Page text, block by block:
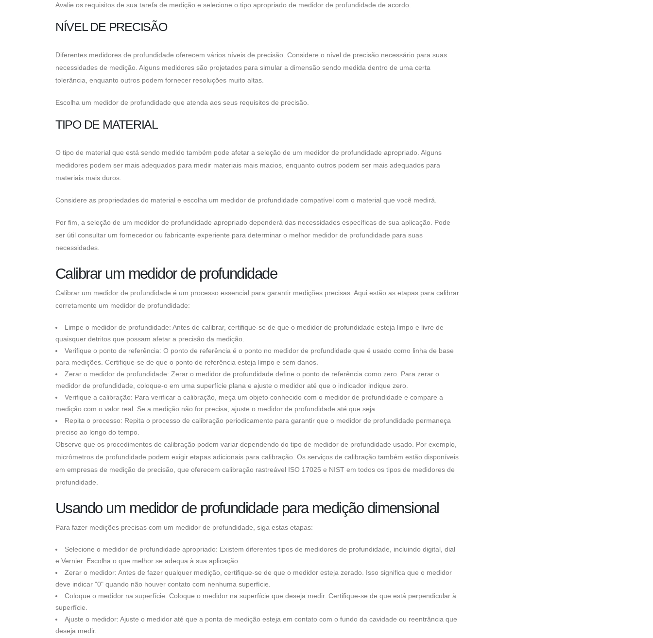
Avalie os requisitos de sua tarefa de medição e selecione o tipo apropriado de medidor de profundidade de acordo.
NÍVEL DE PRECISÃO
Diferentes medidores de profundidade oferecem vários níveis de precisão. Considere o nível de precisão necessário para suas
necessidades de medição. Alguns medidores são projetados para simular a dimensão sendo medida dentro de uma certa
tolerância, enquanto outros podem fornecer resoluções muito altas.
Escolha um medidor de profundidade que atenda aos seus requisitos de precisão.
TIPO DE MATERIAL
O tipo de material que está sendo medido também pode afetar a seleção de um medidor de profundidade apropriado. Alguns
medidores podem ser mais adequados para medir materiais mais macios, enquanto outros podem ser mais adequados para
materiais mais duros.
Considere as propriedades do material e escolha um medidor de profundidade compatível com o material que você medirá.
Por fim, a seleção de um medidor de profundidade apropriado dependerá das necessidades específicas de sua aplicação. Pode
ser útil consultar um fornecedor ou fabricante experiente para determinar o melhor medidor de profundidade para suas
necessidades.
Calibrar um medidor de profundidade
Calibrar um medidor de profundidade é um processo essencial para garantir medições precisas. Aqui estão as etapas para calibrar
corretamente um medidor de profundidade:
Limpe o medidor de profundidade: Antes de calibrar, certifique-se de que o medidor de profundidade esteja limpo e livre de
quaisquer detritos que possam afetar a precisão da medição.
Verifique o ponto de referência: O ponto de referência é o ponto no medidor de profundidade que é usado como linha de base
para medições. Certifique-se de que o ponto de referência esteja limpo e sem danos.
Zerar o medidor de profundidade: Zerar o medidor de profundidade define o ponto de referência como zero. Para zerar o
medidor de profundidade, coloque-o em uma superfície plana e ajuste o medidor até que o indicador indique zero.
Verifique a calibração: Para verificar a calibração, meça um objeto conhecido com o medidor de profundidade e compare a
medição com o valor real. Se a medição não for precisa, ajuste o medidor de profundidade até que seja.
Repita o processo: Repita o processo de calibração periodicamente para garantir que o medidor de profundidade permaneça
preciso ao longo do tempo.
Observe que os procedimentos de calibração podem variar dependendo do tipo de medidor de profundidade usado. Por exemplo,
micrômetros de profundidade podem exigir etapas adicionais para calibração. Os serviços de calibração também estão disponíveis
em empresas de medição de precisão, que oferecem calibração rastreável ISO 17025 e NIST em todos os tipos de medidores de
profundidade.
Usando um medidor de profundidade para medição dimensional
Para fazer medições precisas com um medidor de profundidade, siga estas etapas:
Selecione o medidor de profundidade apropriado: Existem diferentes tipos de medidores de profundidade, incluindo digital, dial
e Vernier. Escolha o que melhor se adequa à sua aplicação.
Zerar o medidor: Antes de fazer qualquer medição, certifique-se de que o medidor esteja zerado. Isso significa que o medidor
deve indicar "0" quando não houver contato com nenhuma superfície.
Coloque o medidor na superfície: Coloque o medidor na superfície que deseja medir. Certifique-se de que está perpendicular à
superfície.
Ajuste o medidor: Ajuste o medidor até que a ponta de medição esteja em contato com o fundo da cavidade ou reentrância que
deseja medir.